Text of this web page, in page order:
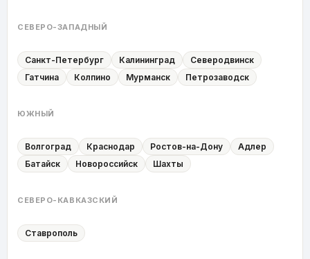
СЕВЕРО-ЗАПАДНЫЙ
Санкт-Петербург Калининград
Северодвинск
Гатчина
Колпино Мурманск Петрозаводск
ЮЖНЫЙ
Волгоград Краснодар Ростов-на-Дону
Адлер
Батайск
Новороссийск Шахты
СЕВЕРО-КАВКАЗСКИЙ
Ставрополь